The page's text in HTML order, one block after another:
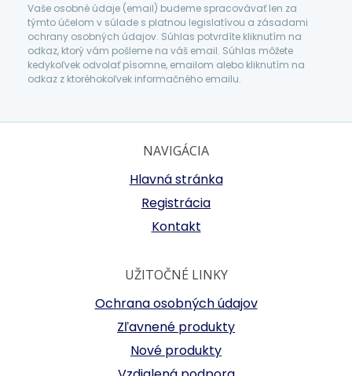
Vaše osobné údaje (email) budeme spracovávať len za
týmto účelom v súlade s platnou legislatívou a zásadami
ochrany osobných údajov. Súhlas potvrdíte kliknutím na
odkaz, ktorý vám pošleme na váš email. Súhlas môžete
kedykoľvek odvolať písomne, emailom alebo kliknutím na
odkaz z ktoréhokoľvek informačného emailu.
NAVIGÁCIA
Hlavná stránka
Registrácia
Kontakt
UŽITOČNÉ LINKY
Ochrana osobných údajov
Zľavnené produkty
Nové produkty